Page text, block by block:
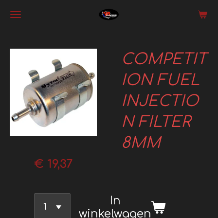
Ga
hoofdinhoud
COMPETIT
ION FUEL
INJECTIO
N FILTER
8MM
€ 19,37
In
winkelwagen